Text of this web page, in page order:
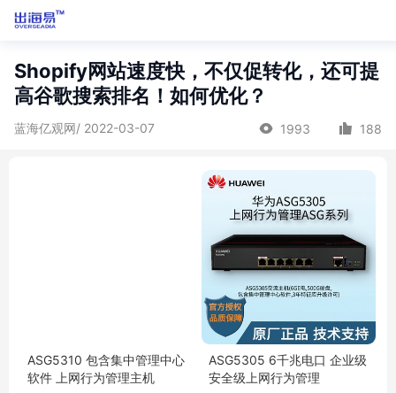
Shopify网站速度快，不仅促转化，还可提
高谷歌搜索排名！如何优化？
蓝海亿观网/ 2022-03-07 1993 188
ASG5310 包含集中管理中心
软件 上网行为管理主机
ASG5305 6千兆电口 企业级
安全级上网行为管理